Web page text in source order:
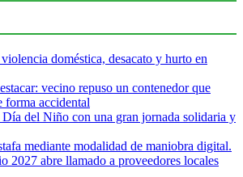
doméstica, desacato y hurto en
vecino repuso un contenedor que
forma accidental
del Niño con una gran jornada solidaria y
mediante modalidad de maniobra digital.
2027 abre llamado a proveedores locales